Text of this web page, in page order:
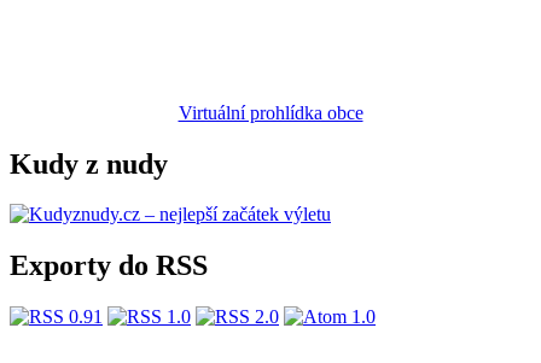
Virtuální prohlídka obce
Kudy z nudy
Exporty do RSS